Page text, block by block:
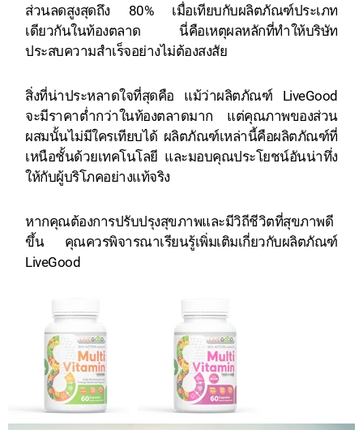
ส่วนลดสูงสุดถึง 80% เมื่อเทียบกับผลิตภัณฑ์ประเภท
เดียวกันในท้องตลาด นี่คือเหตุผลหลักที่ทำให้บริษัท
ประสบความสำเร็จอย่างไม่ต้องสงสัย
สิ่งที่น่าประหลาดใจที่สุดคือ แม้ว่าผลิตภัณฑ์ LiveGood
จะมีราคาต่ำกว่าในท้องตลาดมาก แต่คุณภาพของส่วน
ผสมนั้นไม่มีใครเทียบได้ ผลิตภัณฑ์เหล่านี้คือผลิตภัณฑ์ที่
เหนือชั้นด้วยเทคโนโลยี และมอบคุณประโยชน์อันน่าทึ่ง
ให้กับผู้บริโภคอย่างแท้จริง
หากคุณต้องการปรับปรุงสุขภาพและมีวิถีชีวิตที่สุขภาพดี
ขึ้น คุณควรพิจารณาเรียนรู้เพิ่มเติมเกี่ยวกับผลิตภัณฑ์
LiveGood